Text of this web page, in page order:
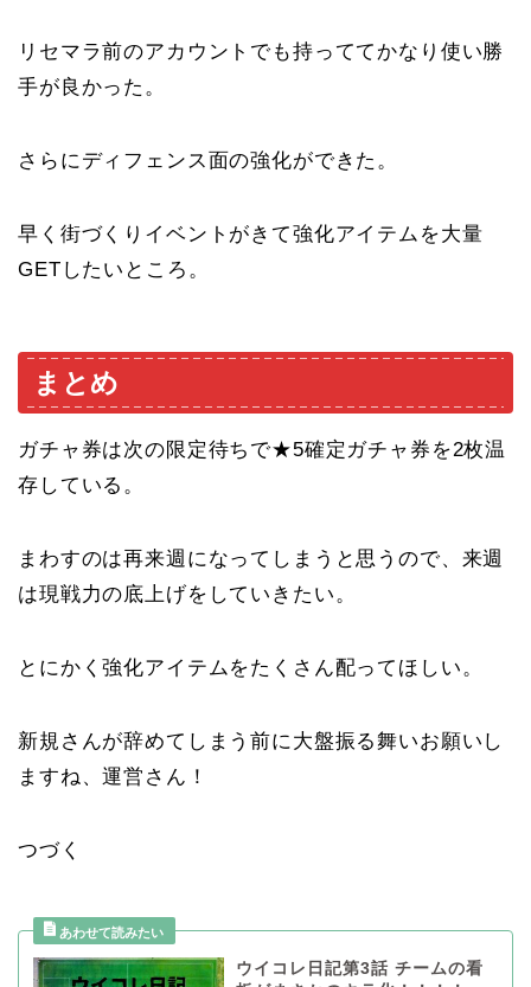
リセマラ前のアカウントでも持っててかなり使い勝
手が良かった。
さらにディフェンス面の強化ができた。
早く街づくりイベントがきて強化アイテムを大量
GETしたいところ。
まとめ
ガチャ券は次の限定待ちで★5確定ガチャ券を2枚温
存している。
まわすのは再来週になってしまうと思うので、来週
は現戦力の底上げをしていきたい。
とにかく強化アイテムをたくさん配ってほしい。
新規さんが辞めてしまう前に大盤振る舞いお願いし
ますね、運営さん！
つづく
ウイコレ日記第3話 チームの看